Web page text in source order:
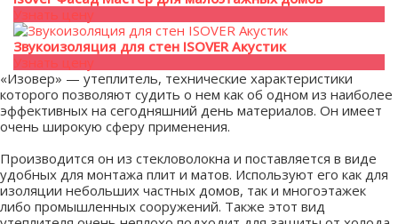
Узнать цену
Звукоизоляция для стен ISOVER Акустик
Узнать цену
«Изовер» — утеплитель, технические характеристики
которого позволяют судить о нем как об одном из наиболее
эффективных на сегодняшний день материалов. Он имеет
очень широкую сферу применения.
Производится он из стекловолокна и поставляется в виде
удобных для монтажа плит и матов. Используют его как для
изоляции небольших частных домов, так и многоэтажек
либо промышленных сооружений. Также этот вид